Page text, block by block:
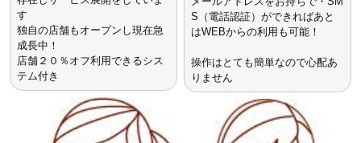
す
独自の店舗もオープンし現在急
成長中！
店舗２０％オフ利用できるシス
テム付き
S（電話認証）ができればあと
はWEBからの利用も可能！
操作はとても簡単なので心配あ
りません